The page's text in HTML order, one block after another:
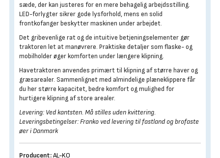
sæde, der kan justeres for en mere behagelig arbejdsstilling.
LED-forlygter sikrer gode lysforhold, mens en solid
frontkofanger beskytter maskinen under arbejdet.
Det gribevenlige rat og de intuitive betjeningselementer gør
traktoren let at manøvrere. Praktiske detaljer som flaske- og
mobilholder øger komforten under længere klipning.
Havetraktoren anvendes primært til klipning af større haver og
græsarealer. Sammenlignet med almindelige plæneklippere får
du her større kapacitet, bedre komfort og mulighed for
hurtigere klipning af store arealer.
Levering: Ved kantsten. Må stilles uden kvittering.
Leveringsbetingelser: Franko ved levering til fastland og brofaste
øer i Danmark
Producent:AL-KO